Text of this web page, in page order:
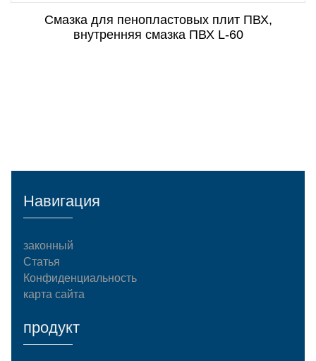
Смазка для пенопластовых плит ПВХ,
внутренняя смазка ПВХ L-60
Навигация
законный
Статья
Конфиденциальность
карта сайта
продукт